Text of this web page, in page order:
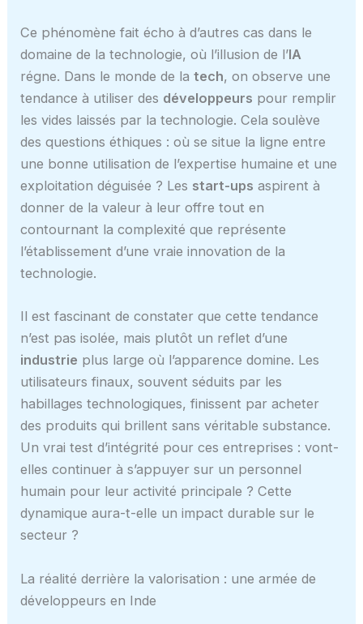
Ce phénomène fait écho à d’autres cas dans le
domaine de la technologie, où l’illusion de l’IA
régne. Dans le monde de latech, on observe une
tendance à utiliser des développeurs pour remplir
les vides laissés par la technologie. Cela soulève
des questions éthiques : où se situe la ligne entre
une bonne utilisation de l’expertise humaine et une
exploitation déguisée ? Les start-ups aspirent à
donner de la valeur à leur offre tout en
contournant la complexité que représente
l’établissement d’une vraie innovation de la
technologie.
Il est fascinant de constater que cette tendance
n’est pas isolée, mais plutôt un reflet d’une
industrie plus large où l’apparence domine. Les
utilisateurs finaux, souvent séduits par les
habillages technologiques, finissent par acheter
des produits qui brillent sans véritable substance.
Un vrai test d’intégrité pour ces entreprises : vont-
elles continuer à s’appuyer sur un personnel
humain pour leur activité principale ? Cette
dynamique aura-t-elle un impact durable sur le
secteur ?
La réalité derrière la valorisation : une armée de
développeurs en Inde